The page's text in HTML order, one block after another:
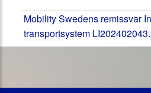
Mobility Swedens remissvar
transportsystem